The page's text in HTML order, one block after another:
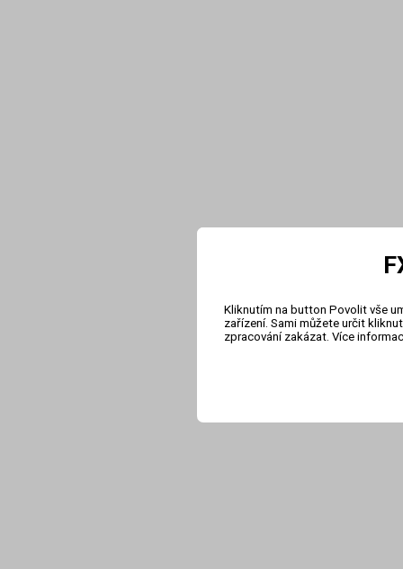
Kliknutím na button Povolit vše
zařízení. Sami můžete určit
zpracování zakázat. Více